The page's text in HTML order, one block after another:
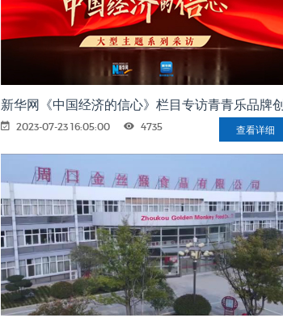
新华网《中国经济的信心》栏目专访青青乐品牌创
始人兼董事长丁青花女士
2023-07-23 16:05:00 4735 查看详细